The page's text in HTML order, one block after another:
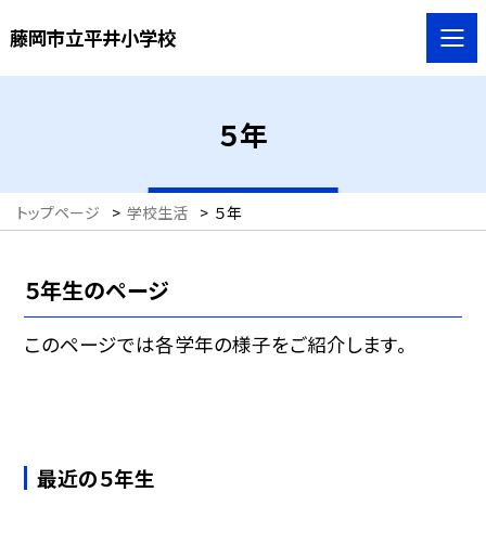
藤岡市立平井小学校
５年
トップページ > 学校生活 > ５年
５年生のページ
このページでは各学年の様子をご紹介します。
最近の５年生